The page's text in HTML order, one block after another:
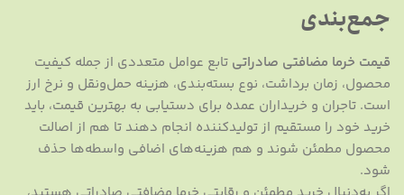
جمع‌بندی
قیمت خرما مضافتی صادراتی تابع عوامل متعددی از جمله کیفیت
محصول، زمان برداشت، نوع بسته‌بندی، هزینه حمل‌ونقل و نرخ ارز
است. تاجران و خریداران عمده برای دستیابی به بهترین قیمت، باید
خرید خود را مستقیم از تولیدکننده انجام دهند تا هم از اصالت
محصول مطمئن شوند و هم هزینه‌های اضافی واسطه‌ها حذف
شود.